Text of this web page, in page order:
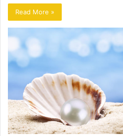
Read More »